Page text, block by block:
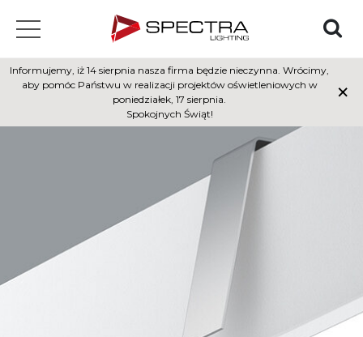
Informujemy, iż 14 sierpnia nasza firma będzie nieczynna. Wrócimy,
aby pomóc Państwu w realizacji projektów oświetleniowych w
poniedziałek, 17 sierpnia.
Spokojnych Świąt!
×